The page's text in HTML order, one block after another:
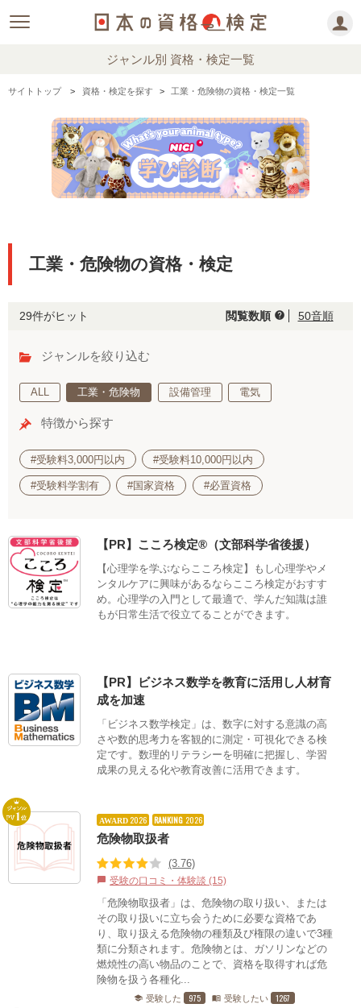
ジャンル別 資格・検定一覧
サイトトップ 資格・検定を探す 工業・危険物の資格・検定一覧
工業・危険物の資格・検定
29件がヒット 閲覧数順 help 50音順
ジャンルを絞り込む
ALL 工業・危険物 設備管理 電気
特徴から探す
#受験料3,000円以内 #受験料10,000円以内
#受験料学割有 #国家資格 #必置資格
【PR】こころ検定®（文部科学省後援）
【心理学を学ぶならこころ検定】もし心理学やメ
ンタルケアに興味があるならこころ検定がおすす
め。心理学の入門として最適で、学んだ知識は誰
もが日常生活で役立てることができます。
【PR】ビジネス数学を教育に活用し人材育
成を加速
「ビジネス数学検定」は、数字に対する意識の高
さや数的思考力を客観的に測定・可視化できる検
定です。数理的リテラシーを明確に把握し、学習
成果の見える化や教育改善に活用できます。
AWARD 2026 RANKING 2026
危険物取扱者
(3.76)
chat_bubble 受験の口コミ・体験談 (15)
「危険物取扱者」は、危険物の取り扱い、または
その取り扱いに立ち会うために必要な資格であ
り、取り扱える危険物の種類及び権限の違いで3種
類に分類されます。危険物とは、ガソリンなどの
燃焼性の高い物品のことで、資格を取得すれば危
険物を扱う各種化...
school 受験した 975 menu_book 受験したい 1267